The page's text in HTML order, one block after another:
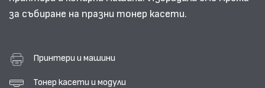
за събиране на празни тонер касети.
Принтери и машини
Тонер касети и модули